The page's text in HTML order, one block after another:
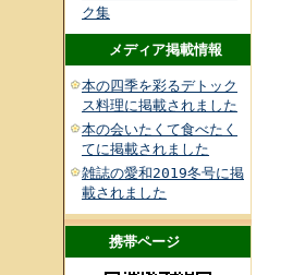
ク集
メディア掲載情報
本の四季を彩るデトック
ス料理に掲載されました
本の会いたくて食べたく
てに掲載されました
雑誌の愛和2019冬号に掲
載されました
携帯ページ